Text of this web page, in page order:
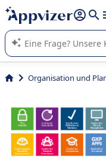
beantworten (mehrere
Die KI von Appvizer führt
von SaaS-Software in